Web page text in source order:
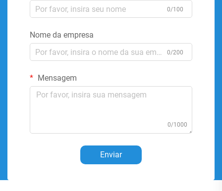
0/100
Nome da empresa
0/200
Mensagem
0/1000
Enviar